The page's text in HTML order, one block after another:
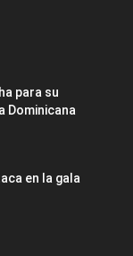
para su
Dominicana
en la gala